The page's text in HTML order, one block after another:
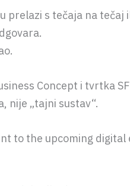
prelazi s tečaja na tečaj
Concept i tvrtka
nije „tajni sustav“.
to the upcoming digital